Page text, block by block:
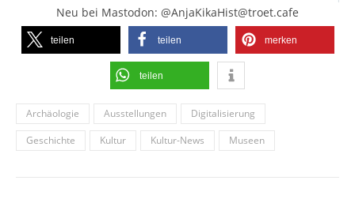
Neu bei Mastodon: @AnjaKikaHist@troet.cafe
teilen teilen merken
teilen
Archäologie Ausstellungen
Digitalisierung
Geschichte
Kultur Kultur-News Museen